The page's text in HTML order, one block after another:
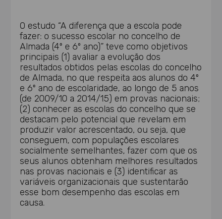
O estudo “A diferença que a escola pode
fazer: o sucesso escolar no concelho de
Almada (4º e 6º ano)” teve como objetivos
principais (1) avaliar a evolução dos
resultados obtidos pelas escolas do concelho
de Almada, no que respeita aos alunos do 4º
e 6º ano de escolaridade, ao longo de 5 anos
(de 2009/10 a 2014/15) em provas nacionais;
(2) conhecer as escolas do concelho que se
destacam pelo potencial que revelam em
produzir valor acrescentado, ou seja, que
conseguem, com populações escolares
socialmente semelhantes, fazer com que os
seus alunos obtenham melhores resultados
nas provas nacionais e (3) identificar as
variáveis organizacionais que sustentarão
esse bom desempenho das escolas em
causa.